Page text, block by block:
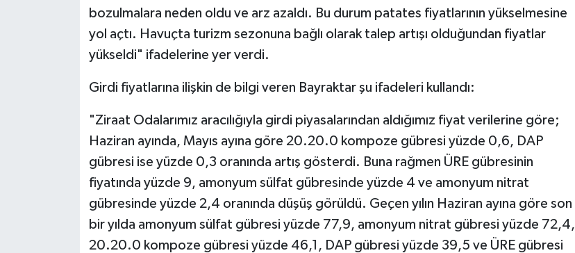
bozulmalara neden oldu ve arz azaldı. Bu durum patates fiyatlarının yükselmesine
yol açtı. Havuçta turizm sezonuna bağlı olarak talep artışı olduğundan fiyatlar
yükseldi" ifadelerine yer verdi.
Girdi fiyatlarına ilişkin de bilgi veren Bayraktar şu ifadeleri kullandı:
"Ziraat Odalarımız aracılığıyla girdi piyasalarından aldığımız fiyat verilerine göre;
Haziran ayında, Mayıs ayına göre 20.20.0 kompoze gübresi yüzde 0,6, DAP
gübresi ise yüzde 0,3 oranında artış gösterdi. Buna rağmen ÜRE gübresinin
fiyatında yüzde 9, amonyum sülfat gübresinde yüzde 4 ve amonyum nitrat
gübresinde yüzde 2,4 oranında düşüş görüldü. Geçen yılın Haziran ayına göre son
bir yılda amonyum sülfat gübresi yüzde 77,9, amonyum nitrat gübresi yüzde 72,4,
20.20.0 kompoze gübresi yüzde 46,1, DAP gübresi yüzde 39,5 ve ÜRE gübresi